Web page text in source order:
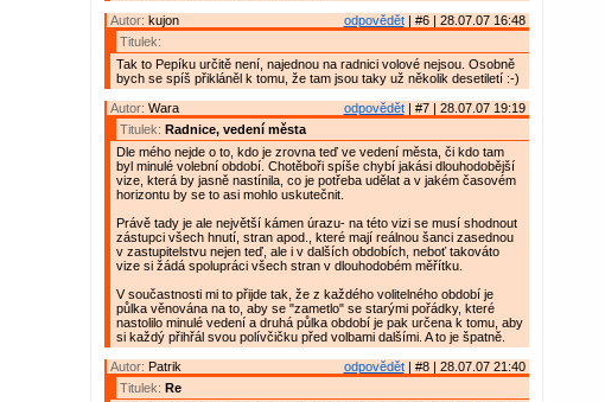
odpovědět| #6 | 28.07.07 16:48
Autor: kujon
Titulek:
Tak to Pepíku určitě není, najednou na radnici volové nejsou. Osobně
bych se spíš přikláněl k tomu, že tam jsou taky už několik desetiletí :-)
odpovědět| #7 | 28.07.07 19:19
Autor: Wara
Titulek: Radnice, vedení města
Dle mého nejde o to, kdo je zrovna teď ve vedení města, či kdo tam
byl minulé volební období. Chotěboři spíše chybí jakási dlouhodobější
vize, která by jasně nastínila, co je potřeba udělat a v jakém časovém
horizontu by se to asi mohlo uskutečnit.
Právě tady je ale největší kámen úrazu- na této vizi se musí shodnout
zástupci všech hnutí, stran apod., které mají reálnou šanci zasednou
v zastupitelstvu nejen teď, ale i v dalších obdobích, neboť takováto
vize si žádá spolupráci všech stran v dlouhodobém měřítku.
V součastnosti mi to přijde tak, že z každého volitelného období je
půlka věnována na to, aby se "zametlo" se starými pořádky, které
nastolilo minulé vedení a druhá půlka období je pak určena k tomu, aby
si každý přihřál svou polívčičku před volbami dalšími. A to je špatně.
odpovědět| #8 | 28.07.07 21:40
Autor: Patrik
Titulek: Re